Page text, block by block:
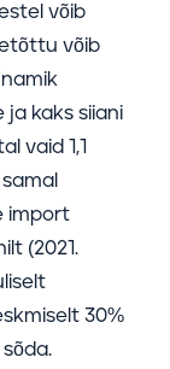
võib
võib
kaks siiani
vaid 1,1
import
(2021.
30%